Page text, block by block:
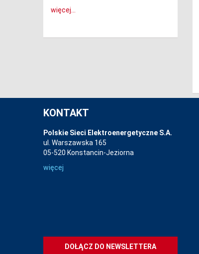
więcej...
KONTAKT
Polskie Sieci Elektroenergetyczne S.A.
ul. Warszawska 165
05-520 Konstancin-Jeziorna
więcej
DOŁĄCZ DO NEWSLETTERA